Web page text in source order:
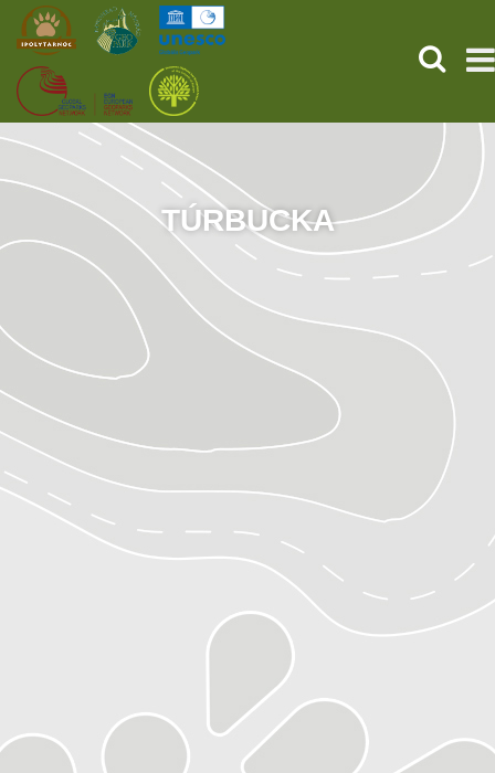
KEZDŐOLDAL
ŐSVILÁGI POMPEJI
SZOLGÁLTATÁSOK
PROGRAMOK
HÍREK
RÓLUNK
ONLINE JEGYVÁSÁRLÁS
TÚRBUCKA